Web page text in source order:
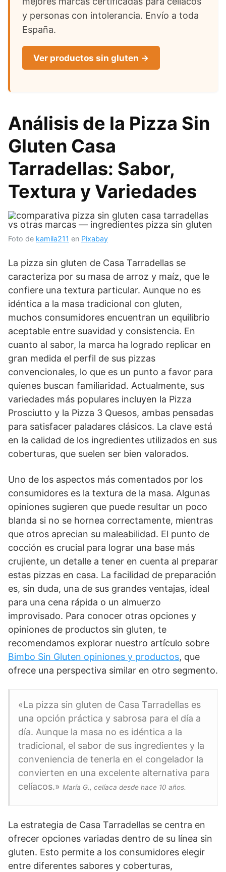
y personas con intolerancia. Envío a toda
España.
Ver productos sin gluten →
Análisis de la Pizza Sin
Gluten Casa
Tarradellas: Sabor,
Textura y Variedades
Foto de kamila211 en Pixabay
La pizza sin gluten de Casa Tarradellas se
caracteriza por su masa de arroz y maíz, que le
confiere una textura particular. Aunque no es
idéntica a la masa tradicional con gluten,
muchos consumidores encuentran un equilibrio
aceptable entre suavidad y consistencia. En
cuanto al sabor, la marca ha logrado replicar en
gran medida el perfil de sus pizzas
convencionales, lo que es un punto a favor para
quienes buscan familiaridad. Actualmente, sus
variedades más populares incluyen la Pizza
Prosciutto y la Pizza 3 Quesos, ambas pensadas
para satisfacer paladares clásicos. La clave está
en la calidad de los ingredientes utilizados en sus
coberturas, que suelen ser bien valorados.
Uno de los aspectos más comentados por los
consumidores es la textura de la masa. Algunas
opiniones sugieren que puede resultar un poco
blanda si no se hornea correctamente, mientras
que otros aprecian su maleabilidad. El punto de
cocción es crucial para lograr una base más
crujiente, un detalle a tener en cuenta al preparar
estas pizzas en casa. La facilidad de preparación
es, sin duda, una de sus grandes ventajas, ideal
para una cena rápida o un almuerzo
improvisado. Para conocer otras opciones y
opiniones de productos sin gluten, te
recomendamos explorar nuestro artículo sobre
Bimbo Sin Gluten opiniones y productos, que
ofrece una perspectiva similar en otro segmento.
«La pizza sin gluten de Casa Tarradellas es
una opción práctica y sabrosa para el día a
día. Aunque la masa no es idéntica a la
tradicional, el sabor de sus ingredientes y la
conveniencia de tenerla en el congelador la
convierten en una excelente alternativa para
celíacos.» María G., celíaca desde hace 10 años.
La estrategia de Casa Tarradellas se centra en
ofrecer opciones variadas dentro de su línea sin
gluten. Esto permite a los consumidores elegir
entre diferentes sabores y coberturas,